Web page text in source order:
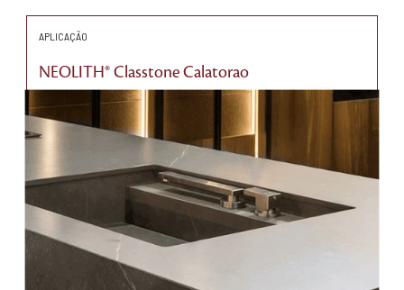
APLICAÇÃO
NEOLITH® Classtone Calatorao